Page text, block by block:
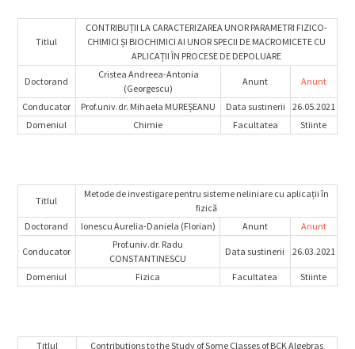
Titlul
CONTRIBUȚII LA CARACTERIZAREA UNOR PARAMETRI FIZICO-
CHIMICI ȘI BIOCHIMICI AI UNOR SPECII DE MACROMICETE CU
APLICAȚII ÎN PROCESE DE DEPOLUARE
Doctorand
Cristea Andreea-Antonia
(Georgescu)
Anunt Anunt
Conducator Prof.univ.dr. Mihaela MUREȘEANU Data sustinerii
26.05.2021
Domeniul
Chimie Facultatea Stiinte
Titlul
Metode de investigare pentru sisteme neliniare cu aplicații în
fizică
Doctorand
Ionescu Aurelia-Daniela (Florian) Anunt Anunt
Conducator
Prof.univ.dr. Radu
CONSTANTINESCU
Data sustinerii 26.03.2021
Domeniul Fizica Facultatea Stiinte
Titlul Contributions to the Study of Some Classes of BCK Algebras